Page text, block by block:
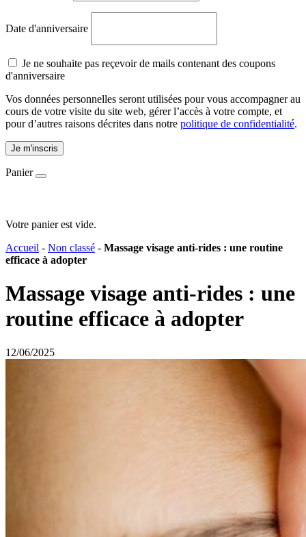
Date d'anniversaire
Je ne souhaite pas reçevoir de mails contenant des coupons
d'anniversaire
Vos données personnelles seront utilisées pour vous accompagner au
cours de votre visite du site web, gérer l’accès à votre compte, et
pour d’autres raisons décrites dans notre politique de confidentialité.
Je m'inscris
Panier
Votre panier est vide.
Accueil - Non classé - Massage visage anti-rides : une routine
efficace à adopter
Massage visage anti-rides : une
routine efficace à adopter
12/06/2025